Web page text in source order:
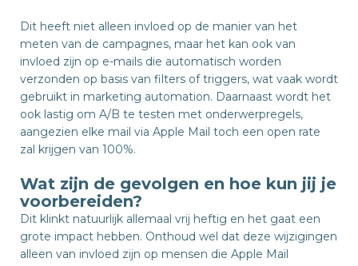
Dit heeft niet alleen invloed op de manier van het
meten van de campagnes, maar het kan ook van
invloed zijn op e-mails die automatisch worden
verzonden op basis van filters of triggers, wat vaak wordt
gebruikt in marketing automation. Daarnaast wordt het
ook lastig om A/B te testen met onderwerpregels,
aangezien elke mail via Apple Mail toch een open rate
zal krijgen van 100%.
Wat zijn de gevolgen en hoe kun jij je
voorbereiden?
Dit klinkt natuurlijk allemaal vrij heftig en het gaat een
grote impact hebben. Onthoud wel dat deze wijzigingen
alleen van invloed zijn op mensen die Apple Mail